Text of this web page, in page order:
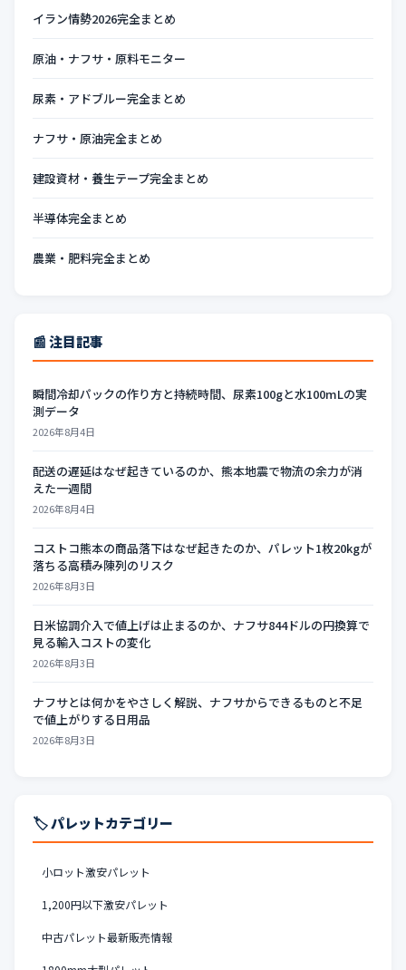
イラン情勢2026完全まとめ
原油・ナフサ・原料モニター
尿素・アドブルー完全まとめ
ナフサ・原油完全まとめ
建設資材・養生テープ完全まとめ
半導体完全まとめ
農業・肥料完全まとめ
📰 注目記事
瞬間冷却パックの作り方と持続時間、尿素100gと水100mLの実
測データ
2026年8月4日
配送の遅延はなぜ起きているのか、熊本地震で物流の余力が消
えた一週間
2026年8月4日
コストコ熊本の商品落下はなぜ起きたのか、パレット1枚20kgが
落ちる高積み陳列のリスク
2026年8月3日
日米協調介入で値上げは止まるのか、ナフサ844ドルの円換算で
見る輸入コストの変化
2026年8月3日
ナフサとは何かをやさしく解説、ナフサからできるものと不足
で値上がりする日用品
2026年8月3日
🏷️ パレットカテゴリー
小ロット激安パレット
1,200円以下激安パレット
中古パレット最新販売情報